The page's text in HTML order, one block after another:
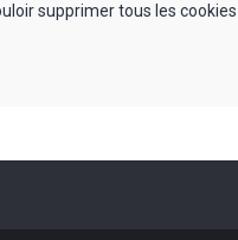
supprimer tous les